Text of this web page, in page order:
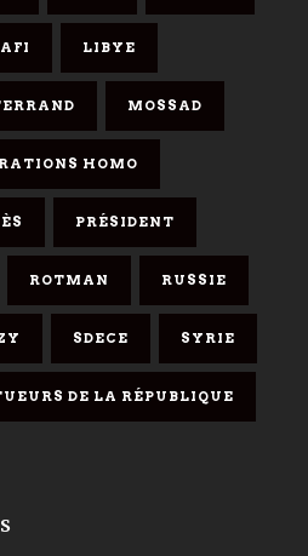
LIBYE
MOSSAD
HOMO
PRÉSIDENT
ROTMAN RUSSIE
SDECE SYRIE
DE LA RÉPUBLIQUE